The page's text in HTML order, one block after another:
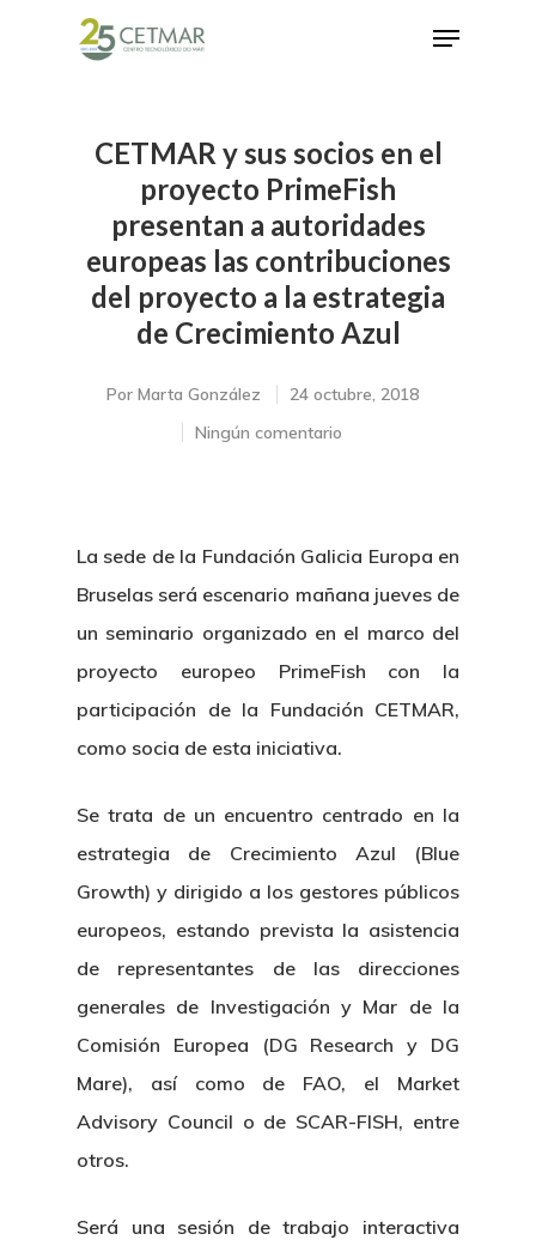
Hit enter to search or ESC to close
CETMAR y sus socios en el
proyecto PrimeFish
presentan a autoridades
europeas las contribuciones
del proyecto a la estrategia
de Crecimiento Azul
Por Marta González
24 octubre, 2018
Ningún comentario
La sede de la Fundación Galicia Europa en
Bruselas será escenario mañana jueves de
un seminario organizado en el marco del
proyecto europeo PrimeFish con la
participación de la Fundación CETMAR,
como socia de esta iniciativa.
Se trata de un encuentro centrado en la
estrategia de Crecimiento Azul (Blue
Growth) y dirigido a los gestores públicos
europeos, estando prevista la asistencia
de representantes de las direcciones
generales de Investigación y Mar de la
Comisión Europea (DG Research y DG
Mare), así como de FAO, el Market
Advisory Council o de SCAR-FISH, entre
otros.
Será una sesión de trabajo interactiva